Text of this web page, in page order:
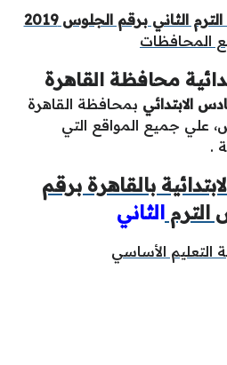
الثاني برقم الجلوس 2019
المحافظات
محافظة القاهرة
الابتدائي بمحافظة القاهرة
علي جميع المواقع التي
.
بالقاهرة برقم
الترم الثاني
التعليم الأساسي